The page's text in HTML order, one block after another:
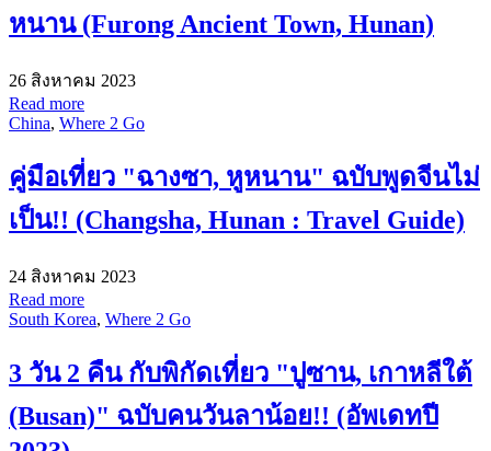
หนาน (Furong Ancient Town, Hunan)
26 สิงหาคม 2023
Read more
China, Where 2 Go
คู่มือเที่ยว "ฉางซา, หูหนาน" ฉบับพูดจีนไม่
เป็น!! (Changsha, Hunan : Travel Guide)
24 สิงหาคม 2023
Read more
South Korea, Where 2 Go
3 วัน 2 คืน กับพิกัดเที่ยว "ปูซาน, เกาหลีใต้
(Busan)" ฉบับคนวันลาน้อย!! (อัพเดทปี